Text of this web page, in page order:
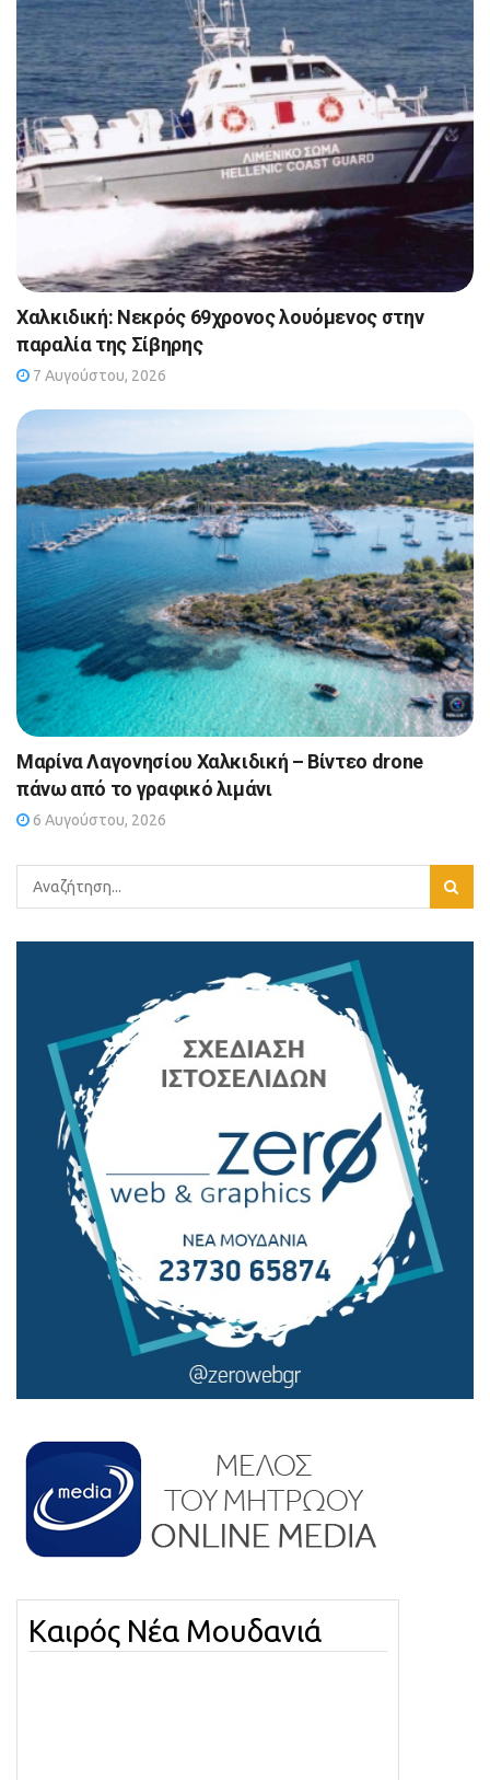
Χαλκιδική: Νεκρός 69χρονος λουόμενος στην
παραλία της Σίβηρης
7 Αυγούστου, 2026
Μαρίνα Λαγονησίου Χαλκιδική – Βίντεο drone
πάνω από το γραφικό λιμάνι
6 Αυγούστου, 2026
Καιρός Νέα Μουδανιά